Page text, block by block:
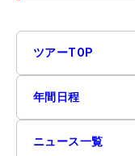
ツアーTOP
年間日程
ニュース一覧